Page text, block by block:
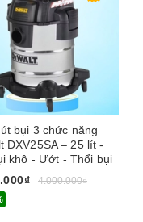
bụi 3 chức năng
DXV25SA – 25 lít -
khô - Ướt - Thổi bụi
4.000.000₫